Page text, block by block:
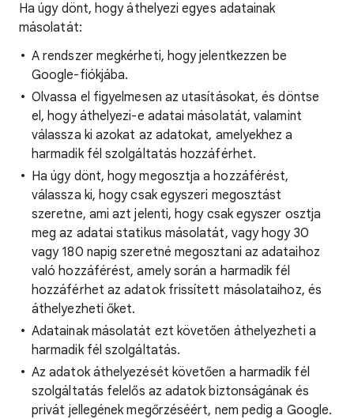
Ha úgy dönt, hogy áthelyezi egyes adatainak
másolatát:
A rendszer megkérheti, hogy jelentkezzen be
Google-fiókjába.
Olvassa el figyelmesen az utasításokat, és döntse
el, hogy áthelyezi-e adatai másolatát, valamint
válassza ki azokat az adatokat, amelyekhez a
harmadik fél szolgáltatás hozzáférhet.
Ha úgy dönt, hogy megosztja a hozzáférést,
válassza ki, hogy csak egyszeri megosztást
szeretne, ami azt jelenti, hogy csak egyszer osztja
meg az adatai statikus másolatát, vagy hogy 30
vagy 180 napig szeretné megosztani az adataihoz
való hozzáférést, amely során a harmadik fél
hozzáférhet az adatok frissített másolataihoz, és
áthelyezheti őket.
Adatainak másolatát ezt követően áthelyezheti a
harmadik fél szolgáltatás.
Az adatok áthelyezését követően a harmadik fél
szolgáltatás felelős az adatok biztonságának és
privát jellegének megőrzéséért, nem pedig a Google.